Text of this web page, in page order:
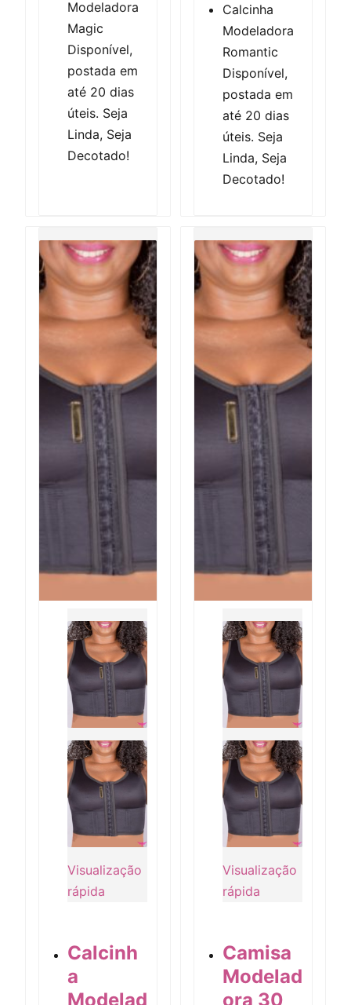
Modeladora
Magic
Disponível,
postada em
até 20 dias
úteis. Seja
Linda, Seja
Decotado!
Calcinha
Modeladora
Romantic
Disponível,
postada em
até 20 dias
úteis. Seja
Linda, Seja
Decotado!
Visualização
rápida
Calcinh
a
Modelad
Visualização
rápida
Camisa
Modelad
ora 30